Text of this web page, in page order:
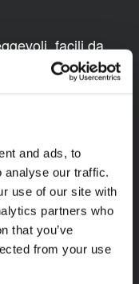
and ads, to
analyse our traffic.
use of our site with
partners who
that you’ve
from your use
facili da
dimensioni e
innovative e
1